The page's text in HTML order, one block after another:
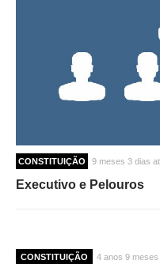
CONSTITUIÇÃO 9 meses 3 dias
Executivo e Pelouros
CONSTITUIÇÃO 4 anos 9 meses